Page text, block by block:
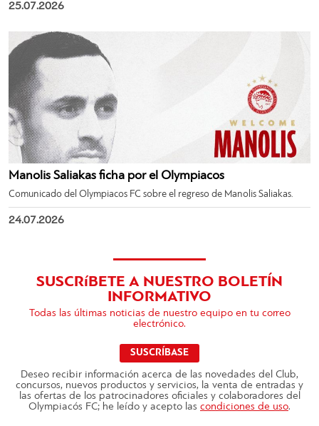
25.07.2026
Manolis Saliakas ficha por el Olympiacos
Comunicado del Olympiacos FC sobre el regreso de Manolis Saliakas.
24.07.2026
SUSCRíBETE A NUESTRO BOLETÍN
INFORMATIVO
Todas las últimas noticias de nuestro equipo en tu correo
electrónico.
SUSCRÍBASE
Deseo recibir información acerca de las novedades del Club,
concursos, nuevos productos y servicios, la venta de entradas y
las ofertas de los patrocinadores oficiales y colaboradores del
Olympiacós FC; he leído y acepto las condiciones de uso.